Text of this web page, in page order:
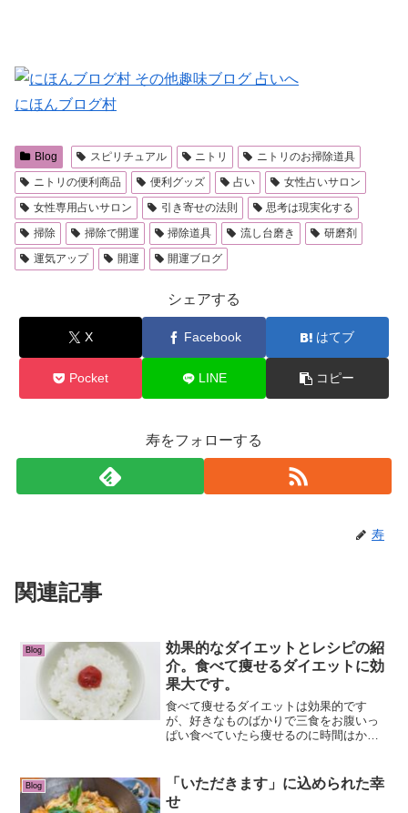
にほんブログ村
Blog スピリチュアル ニトリ
ニトリのお掃除道具
ニトリの便利商品
便利グッズ 占い
女性占いサロン
女性専用占いサロン
引き寄せの法則
思考は現実化する
掃除
掃除で開運 掃除道具 流し台磨き
研磨剤
運気アップ
開運 開運ブログ
シェアする
X Facebook はてブ
Pocket LINE コピー
寿をフォローする
寿
関連記事
Blog
効果的なダイエットとレシピの紹
介。食べて痩せるダイエットに効
果大です。
食べて痩せるダイエットは効果的です
が、好きなものばかりで三食をお腹いっ
ぱい食べていたら痩せるのに時間はかか
1. カロリーのバランスを意識するダイエ
ットの基本は「摂取カロ...
Blog
「いただきます」に込められた幸
せ